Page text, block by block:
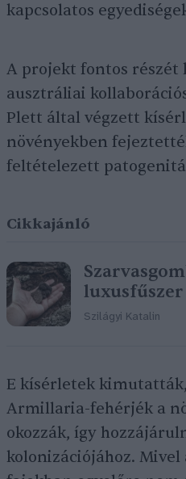
kapcsolatos
A projekt fontos részét
ausztráliai
Plett által végzett
növényekben
feltételezett
Cikkajánló
luxusfűszer
Szilágyi Katalin
E kísérletek
Armillaria-fehérjék a
okozzák, így
kolonizációjához.